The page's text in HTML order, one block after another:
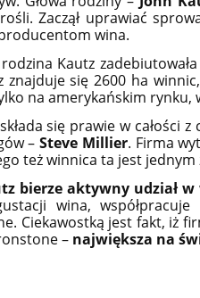
Zaczął uprawiać
wina.
Kautz
znajduje się 2600 ha
na amerykańskim rynku,
się prawie w całości
–Steve Millier. Firma
też winnica ta jest
bierze aktywny udział
wina,
Ciekawostką jest fakt, iż
– największa na